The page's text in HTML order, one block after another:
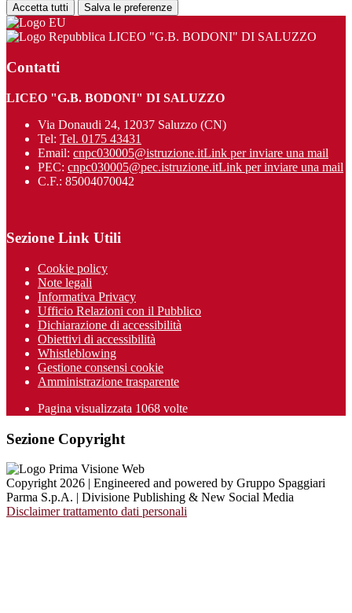
Accetta tutti Salva le preferenze
LICEO "G.B. BODONI" DI SALUZZO
Contatti
LICEO "G.B. BODONI" DI SALUZZO
Via Donaudi 24, 12037 Saluzzo (CN)
Tel: Tel. 0175 43431
Email: cnpc030005@istruzione.itLink per inviare una mail
PEC: cnpc030005@pec.istruzione.itLink per inviare una mail
C.F.: 85004070042
Sezione Link Utili
Cookie policy
Note legali
Informativa Privacy
Ufficio Relazioni con il Pubblico
Dichiarazione di accessibilità
Obiettivi di accessibilità
Whistleblowing
Gestione consensi cookie
Amministrazione trasparente
Pagina visualizzata 1068 volte
Sezione Copyright
Copyright 2026 | Engineered and powered by Gruppo Spaggiari
Parma S.p.A. | Divisione Publishing & New Social Media
Disclaimer trattamento dati personali